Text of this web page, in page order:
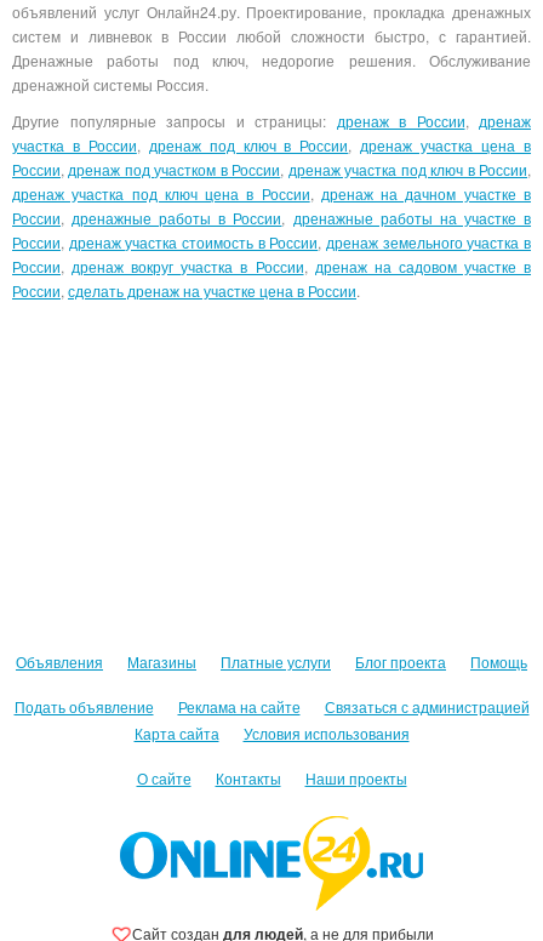
объявлений услуг Онлайн24.ру. Проектирование, прокладка дренажных
систем и ливневок в России любой сложности быстро, с гарантией.
Дренажные работы под ключ, недорогие решения. Обслуживание
дренажной системы Россия.
Другие популярные запросы и страницы: дренаж в России, дренаж
участка в России, дренаж под ключ в России, дренаж участка цена в
России, дренаж под участком в России, дренаж участка под ключ в России,
дренаж участка под ключ цена в России, дренаж на дачном участке в
России, дренажные работы в России, дренажные работы на участке в
России, дренаж участка стоимость в России, дренаж земельного участка в
России, дренаж вокруг участка в России, дренаж на садовом участке в
России, сделать дренаж на участке цена в России.
Объявления Магазины Платные услуги Блог проекта Помощь
Подать объявление Реклама на сайте
Связаться с администрацией
Карта сайта
Условия использования
О сайте Контакты Наши проекты
Сайт создан для людей, а не для прибыли